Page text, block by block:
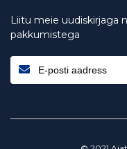
Liitu meie uudiskirjaga
pakkumistega